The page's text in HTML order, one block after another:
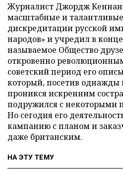
Журналист Джордж Кеннан
масштабные и
дискредитации русской
народов» и учредил в
называемое Общество
откровенно
советский период его
который, посетив однажды
проникся искренним
подружился с некоторыми
Но сегодня его
кампанию с планом и
даже британским.
НА ЭТУ ТЕМУ